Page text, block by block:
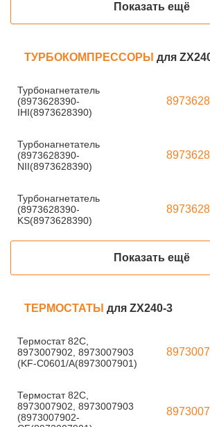
Показать ещё
ТУРБОКОМПРЕССОРЫ для
Турбонагнетатель
(8973628390-
IHI(8973628390)
Турбонагнетатель
(8973628390-
NII(8973628390)
Турбонагнетатель
(8973628390-
KS(8973628390)
Показать ещё
ТЕРМОСТАТЫ для ZX240-3
Термостат 82С,
8973007902, 8973007903
(KF-C0601/A(8973007901)
Термостат 82С,
8973007902, 8973007903
(8973007902-